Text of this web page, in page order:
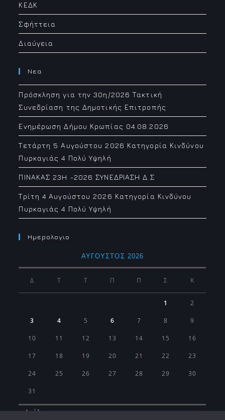
ΚΕΔΚ
Σφήττεια
Διαύγεια
Νεα
Πρόσκληση για την 30η/2026 Τακτική
Συνεδρίαση της Δημοτικής Επιτροπής
Ενημέρωση Δήμου Κρωπίας 04.08.2026
Τετάρτη 5 Αυγούστου 2026 Κατηγορία Κινδύνου
Πυρκαγιάς 4 Πολύ Υψηλή
ΠΙΝΑΚΑΣ 23H -2026 ΣΥΝΕΔΡΙΑΣΗ Δ.Σ
Τρίτη 4 Αυγούστου 2026 Κατηγορία Κινδύνου
Πυρκαγιάς 4 Πολύ Υψηλή
Ημερολογιο
ΑΎΓΟΥΣΤΟΣ 2026
Δ Τ Τ Π Π Σ Κ
1 2
3 4 5 6 7 8 9
10 11 12 13 14 15 16
17 18 19 20 21 22 23
24 25 26 27 28 29 30
31
« Ιούλ